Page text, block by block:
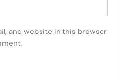
and website in this browser